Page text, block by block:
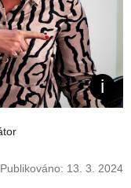
Publikováno: 13. 3. 2024